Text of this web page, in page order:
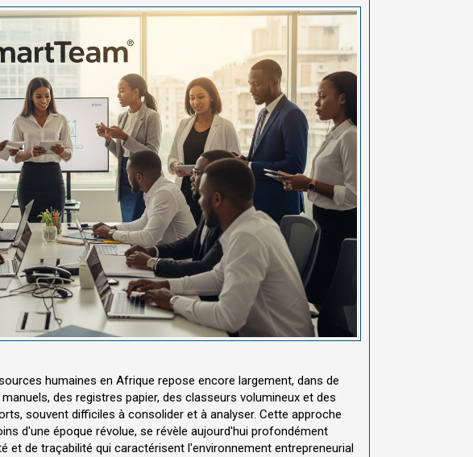
humaines en Afrique repose encore largement, dans de
des registres papier, des classeurs volumineux et des
souvent difficiles à consolider et à analyser. Cette approche
d'une époque révolue, se révèle aujourd'hui profondément
et de traçabilité qui caractérisent l'environnement entrepreneurial